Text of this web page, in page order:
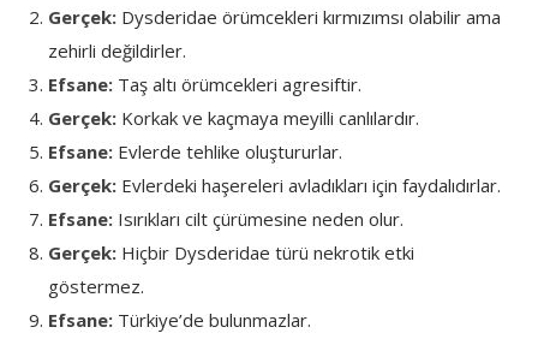
Gerçek: Dysderidae örümcekleri kırmızımsı olabilir ama
zehirli değildirler.
Efsane: Taş altı örümcekleri agresiftir.
Gerçek: Korkak ve kaçmaya meyilli canlılardır.
Efsane: Evlerde tehlike oluştururlar.
Gerçek: Evlerdeki haşereleri avladıkları için faydalıdırlar.
Efsane: Isırıkları cilt çürümesine neden olur.
Gerçek: Hiçbir Dysderidae türü nekrotik etki
göstermez.
Efsane: Türkiye’de bulunmazlar.